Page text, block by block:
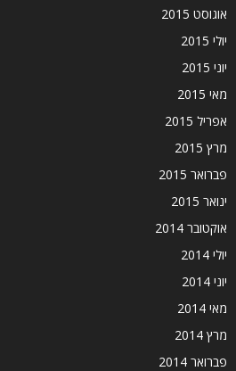
אוגוסט 2015
יולי 2015
יוני 2015
מאי 2015
אפריל 2015
מרץ 2015
פברואר 2015
ינואר 2015
אוקטובר 2014
יולי 2014
יוני 2014
מאי 2014
מרץ 2014
פברואר 2014